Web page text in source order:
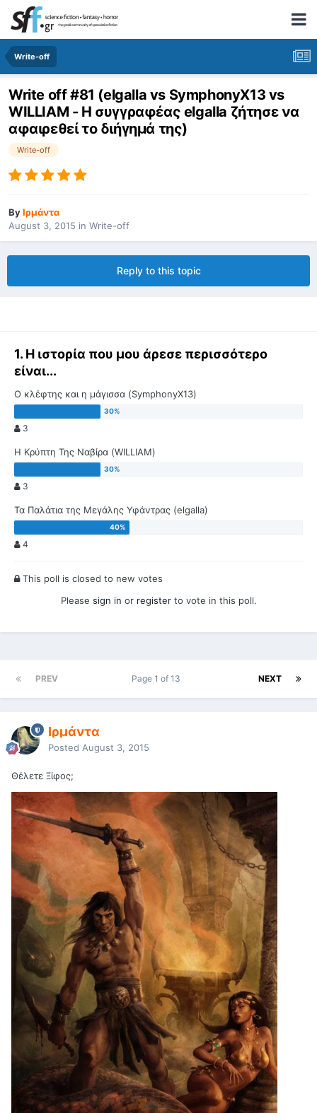
Write-off
Write off #81 (elgalla vs SymphonyX13 vs
WILLIAM - Η συγγραφέας elgalla ζήτησε να
αφαιρεθεί το διήγημά της)
Write-off
ByΙρμάντα
August 3, 2015 in Write-off
Reply to this topic
1. Η ιστορία που μου άρεσε περισσότερο
είναι...
Ο κλέφτης και η μάγισσα (SymphonyX13)
3
Η Κρύπτη Της Ναβίρα (WILLIAM)
3
Τα Παλάτια της Μεγάλης Υφάντρας (elgalla)
4
This poll is closed to new votes
Please sign in or registerto vote in this poll.
PREV NEXT
Page 1 of 13
Ιρμάντα
Posted August 3, 2015
Θέλετε Ξίφος;